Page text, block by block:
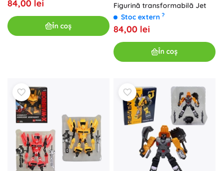
84,00 lei
În coș
Figurină transformabilă Jet
Stoc extern ?
84,00 lei
În coș